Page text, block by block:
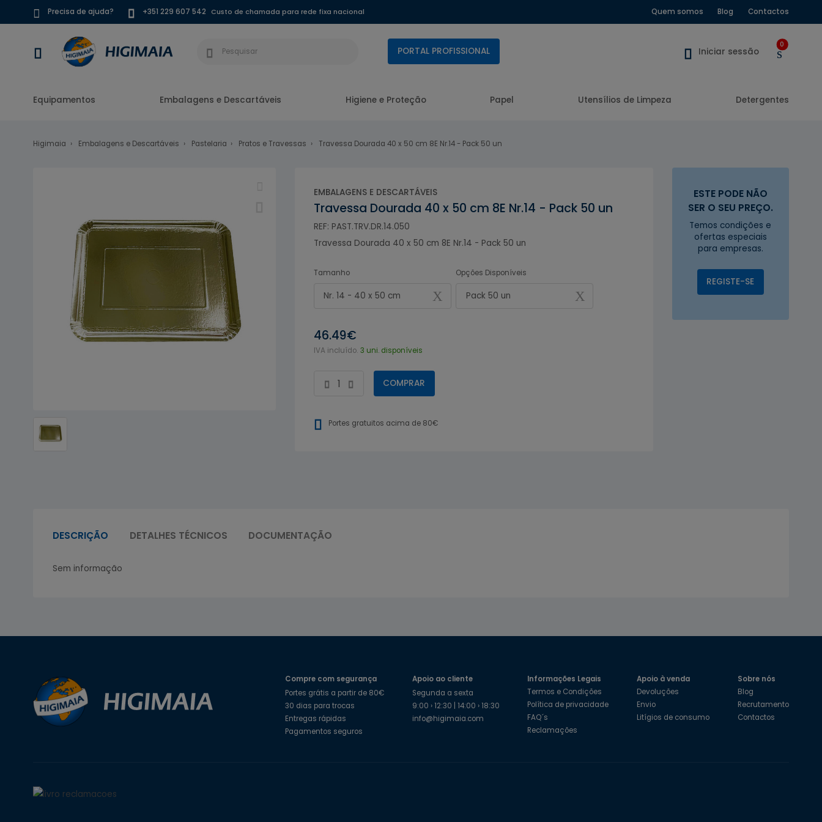
Precisa de ajuda? +351 229 607 542 Custo de chamada para rede fixa nacional Quem somos Blog Contactos
PORTAL PROFISSIONAL Iniciar sessão
0
Equipamentos Embalagens e Descartáveis Higiene e Proteção Papel Utensílios de Limpeza Detergentes
Higimaia Embalagens e Descartáveis Pastelaria Pratos e Travessas Travessa Dourada 40 x 50 cm 8E Nr.14 - Pack 50 un
EMBALAGENS E DESCARTÁVEIS
Travessa Dourada 40 x 50 cm 8E Nr.14 - Pack 50 un
REF: PAST.TRV.DR.14.050
Travessa Dourada 40 x 50 cm 8E Nr.14 - Pack 50 un
Tamanho
Nr. 14 - 40 x 50 cm
Opções Disponíveis
Pack 50 un
46.49€
IVA incluído. 3 uni. disponíveis
COMPRAR
Portes gratuitos acima de 80€
ESTE PODE NÃO
SER O SEU PREÇO.
Temos condições e
ofertas especiais
para empresas.
REGISTE-SE
DESCRIÇÃO DETALHES TÉCNICOS DOCUMENTAÇÃO
Sem informação
Compre com segurança
Portes grátis a partir de 80€
30 dias para trocas
Entregas rápidas
Pagamentos seguros
Apoio ao cliente
Segunda a sexta
9:00 › 12:30 | 14:00 › 18:30
info@higimaia.com
Informações Legais
Termos e Condições
Política de privacidade
FAQ´s
Reclamações
Apoio à venda
Devoluções
Envio
Litígios de consumo
Sobre nós
Blog
Recrutamento
Contactos